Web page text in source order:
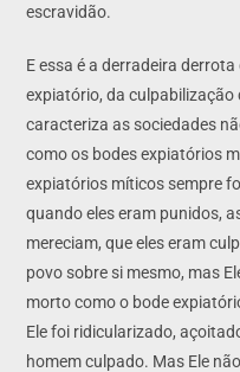
escravidão.
E essa é a derradeira
expiatório, da culpabilização
caracteriza as sociedades
como os bodes expiatórios
expiatórios míticos sempre
quando eles eram punidos,
mereciam, que eles eram
povo sobre si mesmo, mas
morto como o bode
Ele foi ridicularizado,
homem culpado. Mas Ele